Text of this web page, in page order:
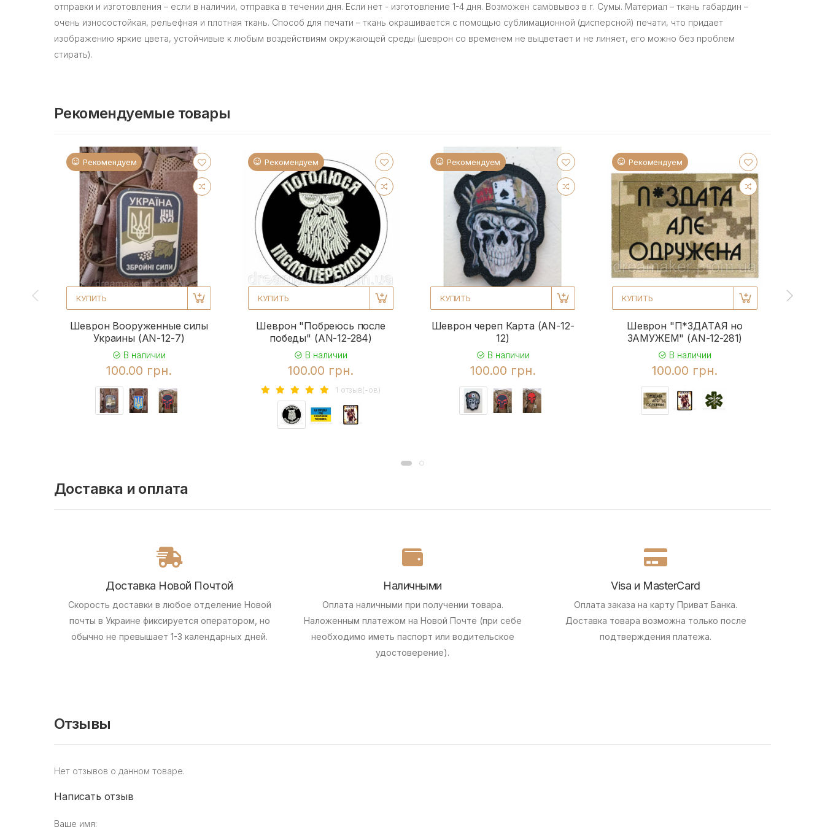
отправки и изготовления – если в наличии, отправка в течении дня. Если нет - изготовление 1-4 дня. Возможен самовывоз в г. Сумы. Материал – ткань габардин –
очень износостойкая, рельефная и плотная ткань. Способ для печати – ткань окрашивается с помощью сублимационной (дисперсной) печати, что придает
изображению яркие цвета, устойчивые к любым воздействиям окружающей среды (шеврон со временем не выцветает и не линяет, его можно без проблем
стирать).
Рекомендуемые товары
Рекомендуем
КУПИТЬ
Шеврон Вооруженные силы
Украины (AN-12-7)
В наличии
100.00 грн.
Рекомендуем
КУПИТЬ
Шеврон "Побреюсь после
победы" (AN-12-284)
В наличии
100.00 грн.
1 отзыв(-ов)
Рекомендуем
КУПИТЬ
Шеврон череп Карта (AN-12-
12)
В наличии
100.00 грн.
Рекомендуем
КУПИТЬ
Шеврон "П*ЗДАТАЯ но
ЗАМУЖЕМ" (AN-12-281)
В наличии
100.00 грн.
Доставка и оплата
Доставка Новой Почтой
Скорость доставки в любое отделение Новой
почты в Украине фиксируется оператором, но
обычно не превышает 1-3 календарных дней.
Наличными
Оплата наличными при получении товара.
Наложенным платежом на Новой Почте (при себе
необходимо иметь паспорт или водительское
удостоверение).
Visa и MasterCard
Оплата заказа на карту Приват Банка.
Доставка товара возможна только после
подтверждения платежа.
Отзывы
Нет отзывов о данном товаре.
Написать отзыв
Ваше имя: